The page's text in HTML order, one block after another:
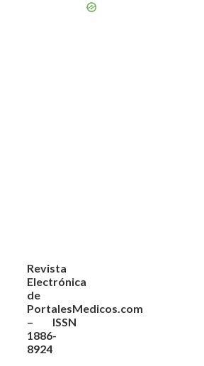
Revista
Electrónica
de
PortalesMedicos.com
– ISSN
1886-
8924